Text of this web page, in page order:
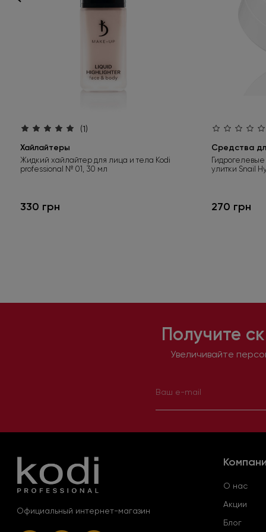
(1)
Хайлайтеры
Жидкий хайлайтер для лица и тела Kodi
professional № 01, 30 мл
330 грн
Средства
улитки Snail
270 грн
Получите
Увеличивайте
Официальный интернет-магазин
О нас
Акции
Блог